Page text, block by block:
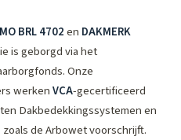
BRL 4702en DAKMERK
is geborgd via het
Onze
werkenVCA-gecertificeerd
Dakbedekkingssystemen en
zoals de Arbowet voorschrijft.